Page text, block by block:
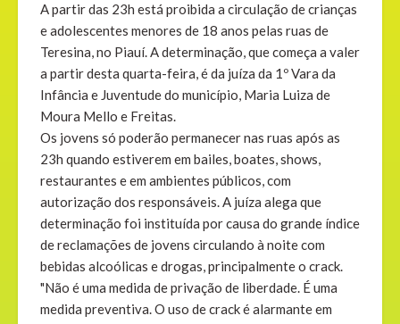
A partir das 23h está proibida a circulação de crianças
e adolescentes menores de 18 anos pelas ruas de
Teresina, no Piauí. A determinação, que começa a valer
a partir desta quarta-feira, é da juíza da 1º Vara da
Infância e Juventude do município, Maria Luiza de
Moura Mello e Freitas.
Os jovens só poderão permanecer nas ruas após as
23h quando estiverem em bailes, boates, shows,
restaurantes e em ambientes públicos, com
autorização dos responsáveis. A juíza alega que
determinação foi instituída por causa do grande índice
de reclamações de jovens circulando à noite com
bebidas alcoólicas e drogas, principalmente o crack.
"Não é uma medida de privação de liberdade. É uma
medida preventiva. O uso de crack é alarmante em